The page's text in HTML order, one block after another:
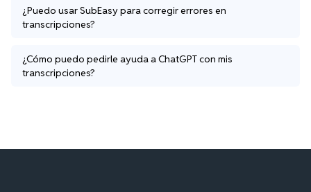
¿Puedo usar SubEasy para corregir errores en
transcripciones?
¿Cómo puedo pedirle ayuda a ChatGPT con mis
transcripciones?